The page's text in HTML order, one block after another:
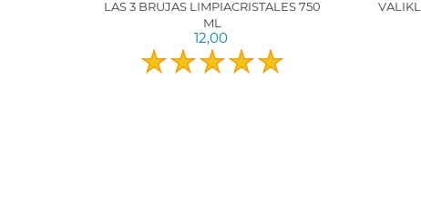
LAS 3 BRUJAS LIMPIACRISTALES 750
ML
12,00